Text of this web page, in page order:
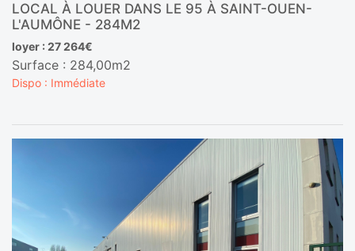
LOCAL À LOUER DANS LE 95 À SAINT-OUEN-
L'AUMÔNE - 284M2
loyer : 27 264€
Surface : 284,00m2
Dispo : Immédiate